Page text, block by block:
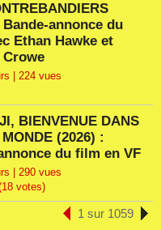
Bande-annonce du
Ethan Hawke et
Crowe
| 224 vues
BIENVENUE DANS
MONDE (2026) :
du film en VF
| 290 vues
votes)
1 sur 1059